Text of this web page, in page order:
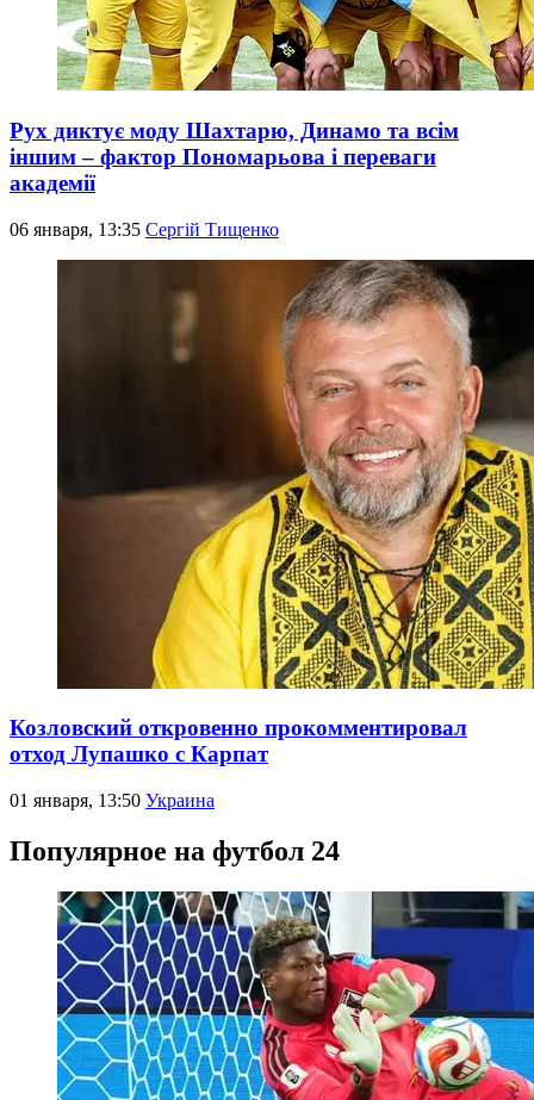
Рух диктує моду Шахтарю, Динамо та всім
іншим – фактор Пономарьова і переваги
академії
06 января, 13:35 Сергій Тищенко
Козловский откровенно прокомментировал
отход Лупашко с Карпат
01 января, 13:50 Украина
Популярное на футбол 24